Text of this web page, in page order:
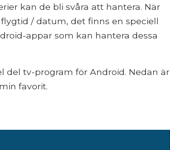
kan de bli svåra att hantera. När
/ datum, det finns en speciell
appar som kan hantera dessa
del tv-program för Android. Nedan är
favorit.